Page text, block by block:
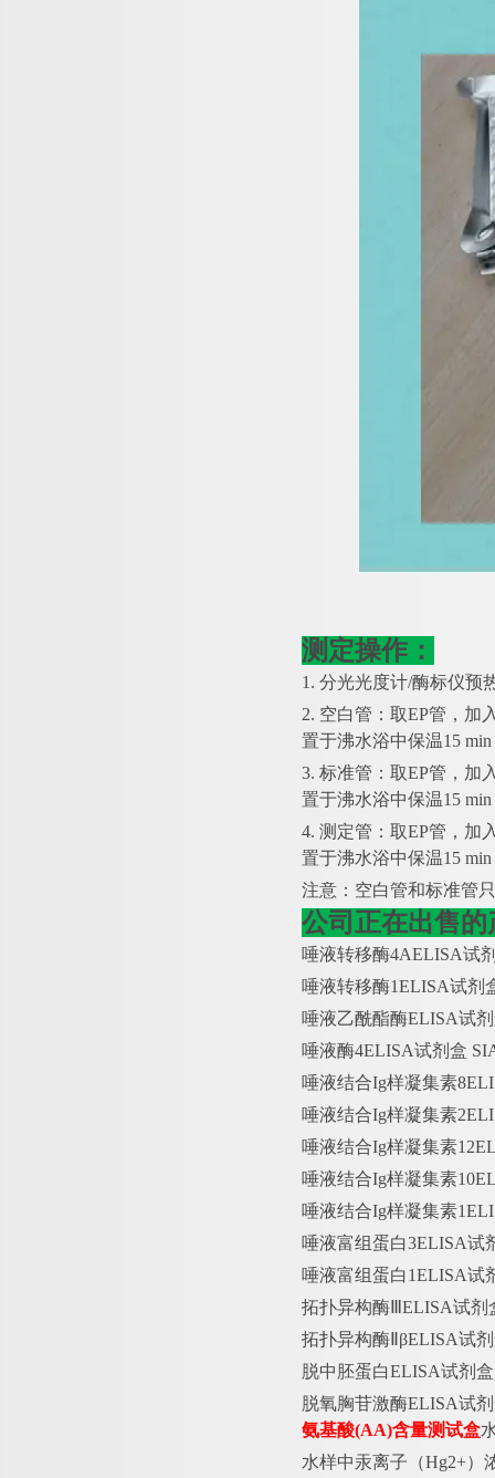
测定操作：
1. 分光光度计/酶标仪预
2. 空白管：取EP管，加
置于沸水浴中保温15
3. 标准管：取EP管，加
置于沸水浴中保温15
4. 测定管：取EP管，加
置于沸水浴中保温15
注意：空白管和标准管
公司正在出售的
唾液转移酶4AELISA试
唾液转移酶1ELISA试剂
唾液乙酰酯酶ELISA试
唾液酶4ELISA试剂盒
唾液结合Ig样凝集素
唾液结合Ig样凝集素
唾液结合Ig样凝集素
唾液结合Ig样凝集素
唾液结合Ig样凝集素
唾液富组蛋白3ELISA试
唾液富组蛋白1ELISA试
拓扑异构酶 ⅢELISA试
拓扑异构酶 ⅡβELISA试
脱中胚蛋白ELISA试剂
脱氧胸苷激酶ELISA试
氨基酸(AA)含量测试盒
水样中汞离子（Hg2+）